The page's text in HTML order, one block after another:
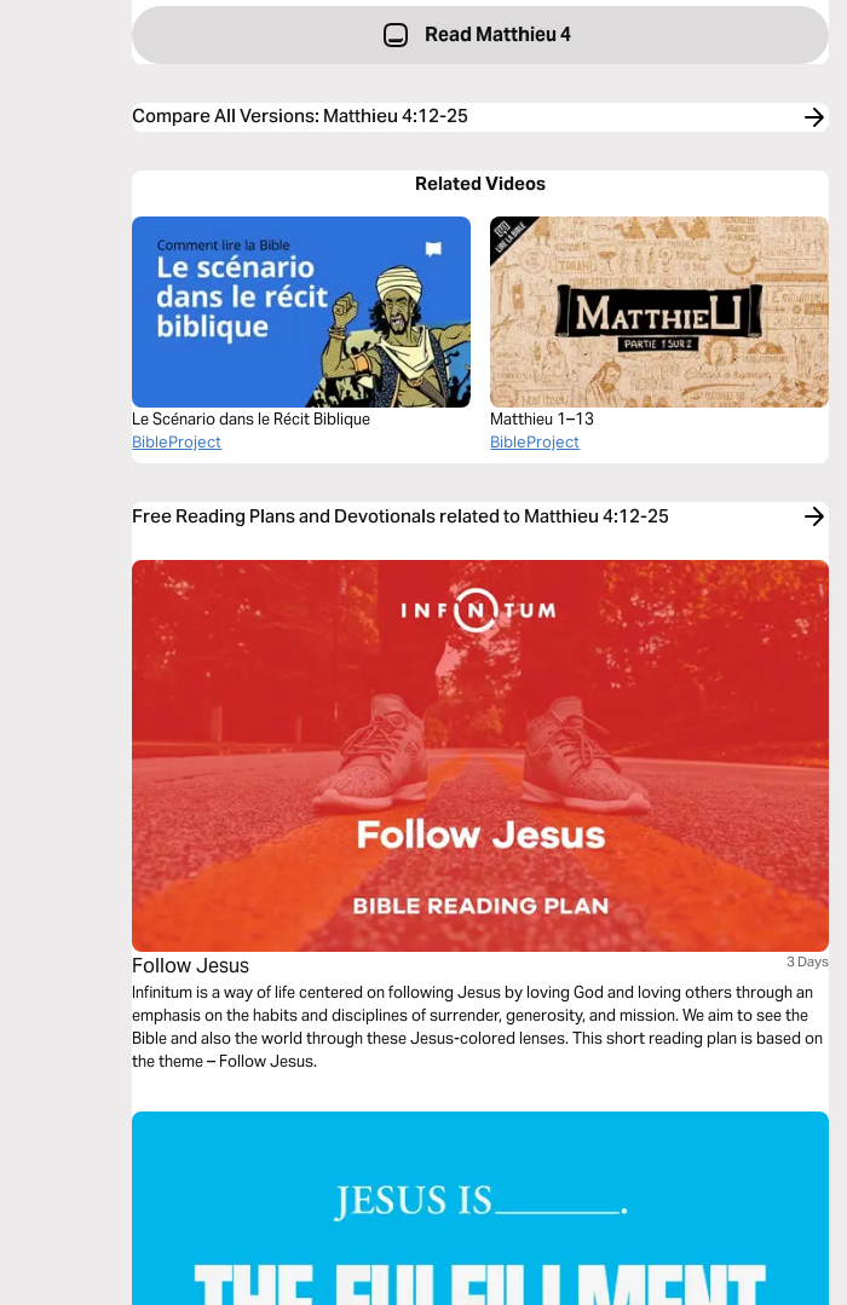
Read Matthieu 4
Compare All Versions: Matthieu 4:12-25
Related Videos
Le Scénario dans le Récit Biblique
BibleProject
Matthieu 1–13
BibleProject
Free Reading Plans and Devotionals related to Matthieu 4:12-25
Follow Jesus 3 Days
Infinitum is a way of life centered on following Jesus by loving God and loving others through an
emphasis on the habits and disciplines of surrender, generosity, and mission. We aim to see the
Bible and also the world through these Jesus-colored lenses. This short reading plan is based on
the theme – Follow Jesus.